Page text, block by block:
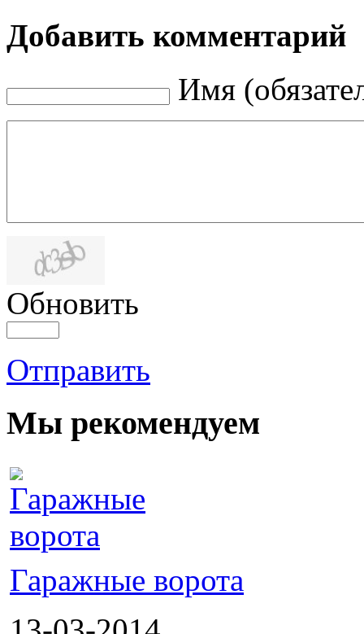
Добавить комментарий
Имя
Обновить
Отправить
Мы рекомендуем
Гаражные ворота